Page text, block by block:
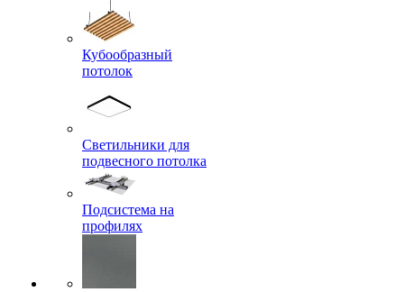
Кубообразный
потолок
Светильники для
подвесного потолка
Подсистема на
профилях